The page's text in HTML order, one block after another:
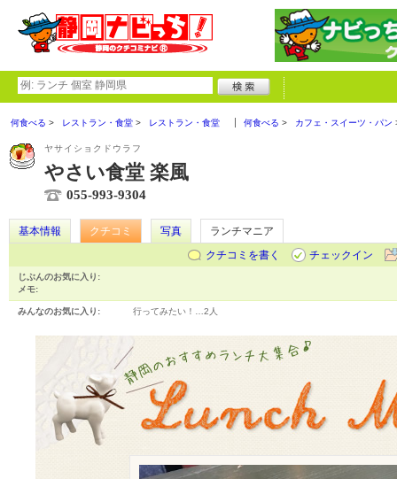
何食べる レストラン・食堂 レストラン・食堂 何食べる カフェ・スイーツ・パン
ヤサイショクドウラフ
やさい食堂 楽風
055-993-9304
基本情報 クチコミ 写真
ランチマニア
クチコミを書く
チェックイン
じぶんのお気に入り:
メモ:
みんなのお気に入り: 行ってみたい！… 2人